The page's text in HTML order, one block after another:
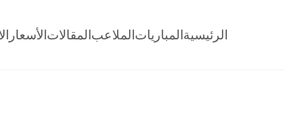
الرئيسيةالمبارياتالملاعبالمقالاتالأسعار